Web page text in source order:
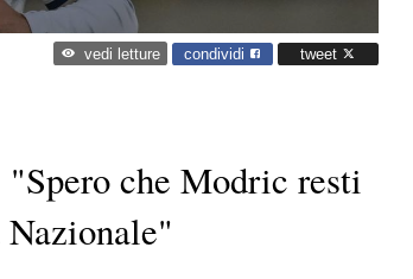
vedi letture condividi tweet
che Modric resti